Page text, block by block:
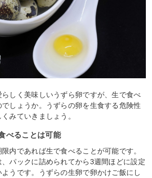
しく美味しいうずら卵ですが、生で食べ
しょうか。うずらの卵を生食する危険性
みていきましょう。
べることは可能
内であれば生で食べることが可能です。
パックに詰められてから3週間ほどに設定
うです。うずらの生卵で卵かけご飯にし